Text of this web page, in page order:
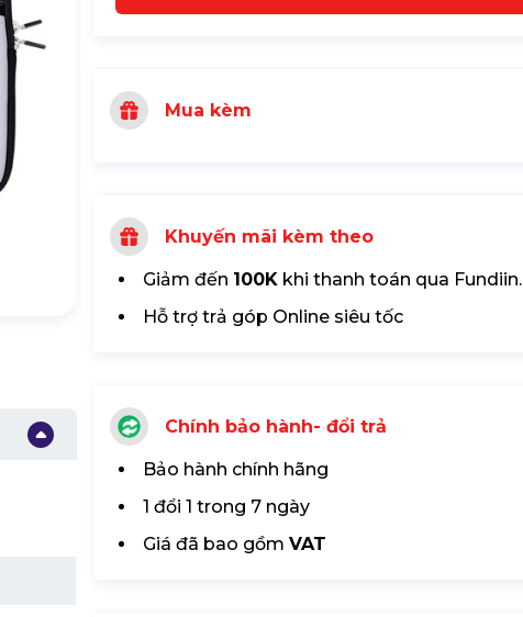
Mua kèm
Khuyến mãi kèm theo
Giảm đến 100K khi thanh toán qua Fundiin.
Hỗ trợ trả góp Online siêu tốc
Chính bảo hành- đổi trả
Bảo hành chính hãng
1 đổi 1 trong 7 ngày
Giá đã bao gồm VAT